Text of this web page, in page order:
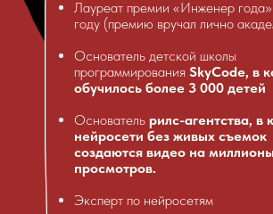
Лауреат премии «Инженер
году (премию вручал лично
Основатель детской школы
программирования SkyCode, в
обучилось более 3 000 детей
Основатель рилс-агентства, в
нейросети без живых съемок
создаются видео на миллионы
просмотров.
Эксперт по нейросетям